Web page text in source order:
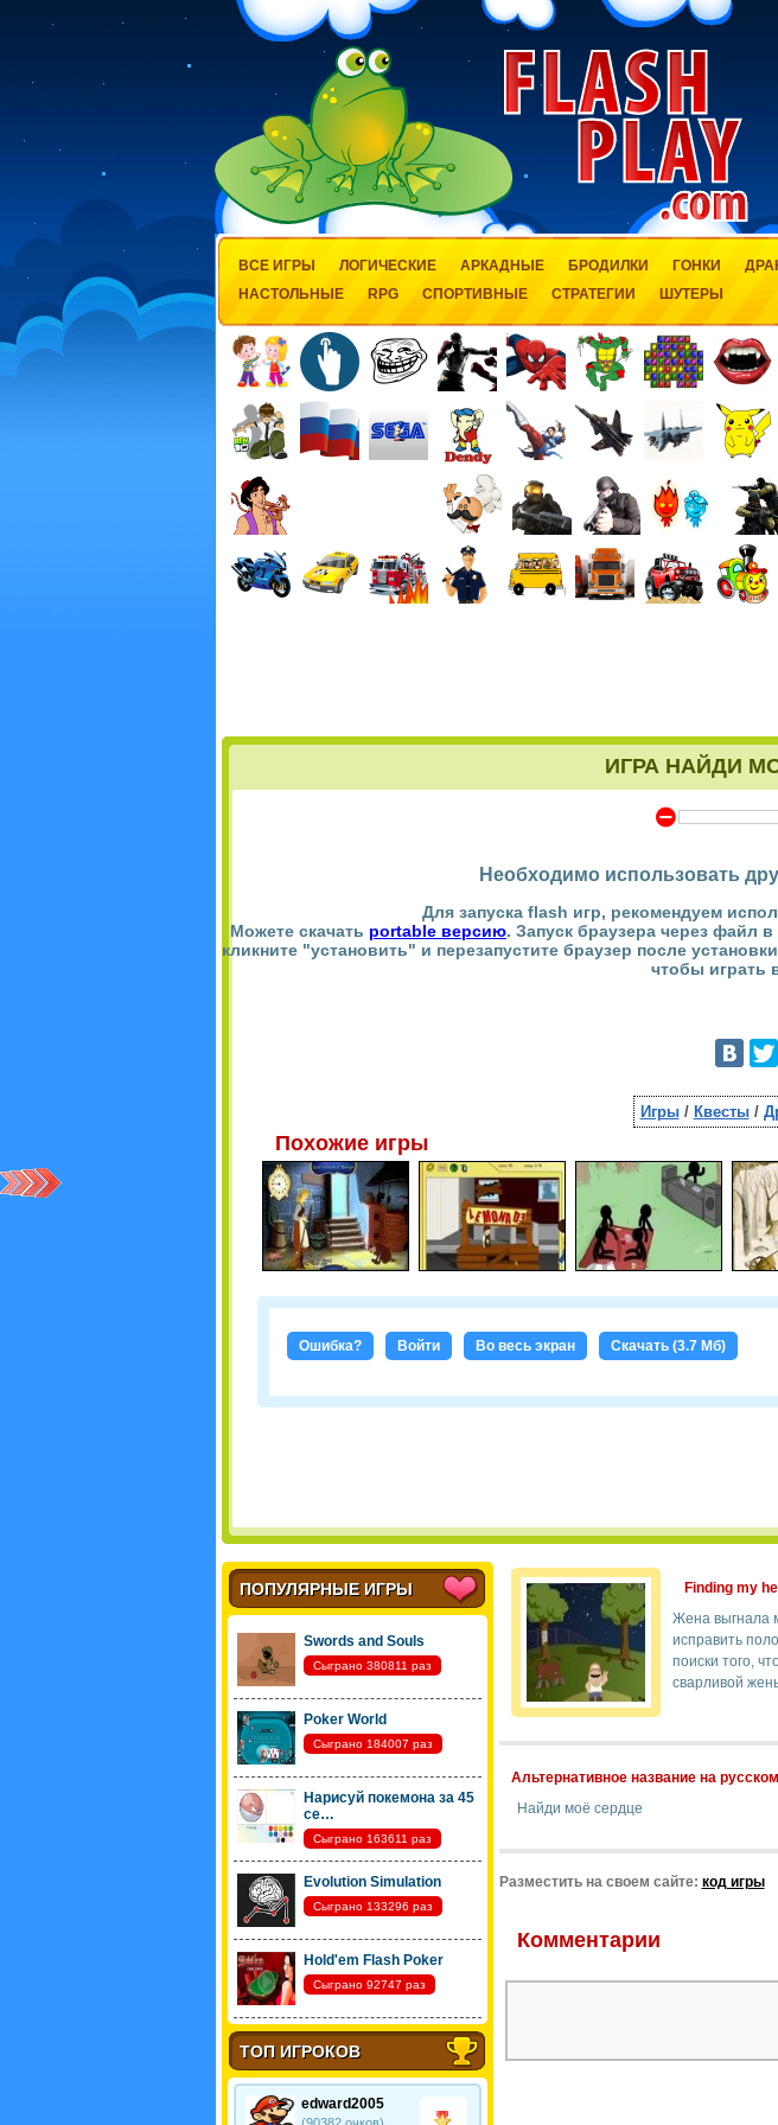
ВСЕ ИГРЫ ЛОГИЧЕСКИЕ АРКАДНЫЕ БРОДИЛКИ ГОНКИ
НАСТОЛЬНЫЕ
RPG СПОРТИВНЫЕ СТРАТЕГИИ ШУТЕРЫ
ИГРА НАЙДИ
Y
Необходимо использовать
Для запуска flash игр, рекомендуем
Можете скачать portable версию. Запуск браузера через файл
кликните "установить" и перезапустите браузер после
чтобы играть
Игры/ Квесты/
Похожие игры
Ошибка? Войти Во весь экран Скачать (3.7 Мб)
ПОПУЛЯРНЫЕ ИГРЫ
Swords and Souls
Сыграно 380811 раз
Poker World
Сыграно 184007 раз
Нарисуй покемона за 45
се…
Сыграно 163611 раз
Evolution Simulation
Сыграно 133296 раз
Hold'em Flash Poker
Сыграно 92747 раз
ТОП ИГРОКОВ
edward2005
Finding my
Жена выгнала
исправить
поиски того,
сварливой
Альтернативное название на
Найди моё сердце
Разместить на своем сайте: код игры
Комментарии